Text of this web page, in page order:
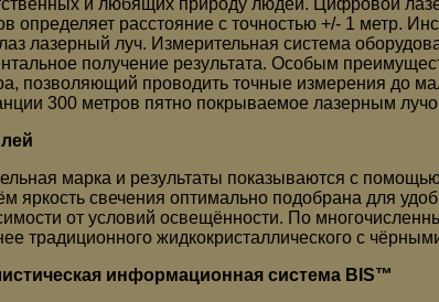
и любящих природу людей. Цифровой
определяет расстояние с точностью +/- 1 метр.
лазерный луч. Измерительная система
получение результата. Особым
позволяющий проводить точные измерения до
300 метров пятно покрываемое лазерным
марка и результаты показываются с
яркость свечения оптимально подобрана для
от условий освещённости. По
традиционного жидкокристаллического с
информационная система BIS™